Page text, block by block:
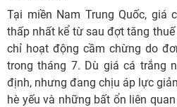
Tại miền Nam Trung Quốc,
thấp nhất kể từ sau đợt tăng
chỉ hoạt động cầm chừng do
trong tháng 7. Dù giá cá trắng
định, nhưng đang chịu áp lực
hè yếu và những bất ổn liên